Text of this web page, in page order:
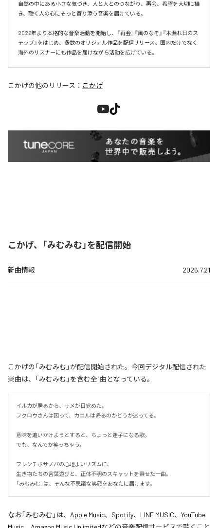
自然の中にある小さな気づき、人と人とのつながり、再会、希望を大切に描
き、聴く人の心にそっと寄り添う音楽を届けている。
2026年より本格的な音楽活動を開始し、『再会』『風のなぞ』『木漏れ日のス
テップ』をはじめ、多数のオリジナル作品を配信リリース。国内だけでなく
海外のリスナーにも作品を届けながら活動を広げている。
こかげの他のリリース： こかげ
こかげ、「みむみむ」を配信開始
新曲情報 2026.7.21
こかげの「みむみむ」が配信開始された。今回デジタル配信された
楽曲は、「みむみむ」を含む全1曲となっている。
イルカが居るから、サメが目覚めた。
フクロウさんは困って、カエルは帰るのかどうか迷ってる。
意味を追いかけようとすると、ちょっと迷子になる歌。
でも、なんでか笑っちゃう。
フレンチボサノバの心地よいリズムに、
生き物たちの言葉遊びと、正体不明のスキャットを乗せた一曲。
「みむみむ」は、そんな不思議な笑顔をあなたに届けます。
なお「みむみむ 」は、 Apple Music、 Spotify、 LINE MUSIC、 YouTube